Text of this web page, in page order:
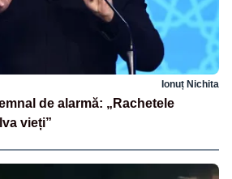
Ionuț Nichita
de alarmă: „Rachetele
vieți”